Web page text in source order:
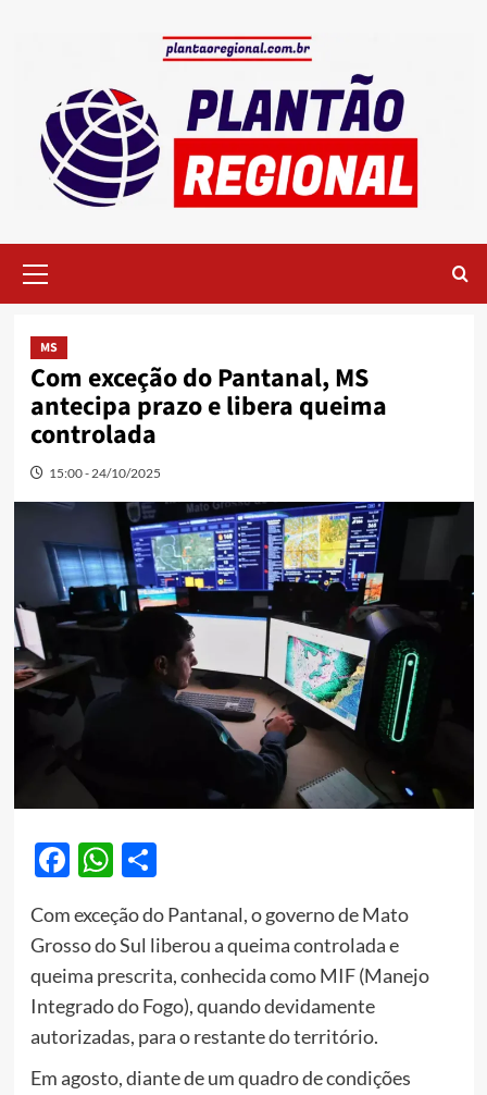
Menu
MS
Com exceção do Pantanal, MS
antecipa prazo e libera queima
controlada
15:00 - 24/10/2025
Facebook
WhatsApp
Share
Com exceção do Pantanal, o governo de Mato
Grosso do Sul liberou a queima controlada e
queima prescrita, conhecida como MIF (Manejo
Integrado do Fogo), quando devidamente
autorizadas, para o restante do território.
Em agosto, diante de um quadro de condições